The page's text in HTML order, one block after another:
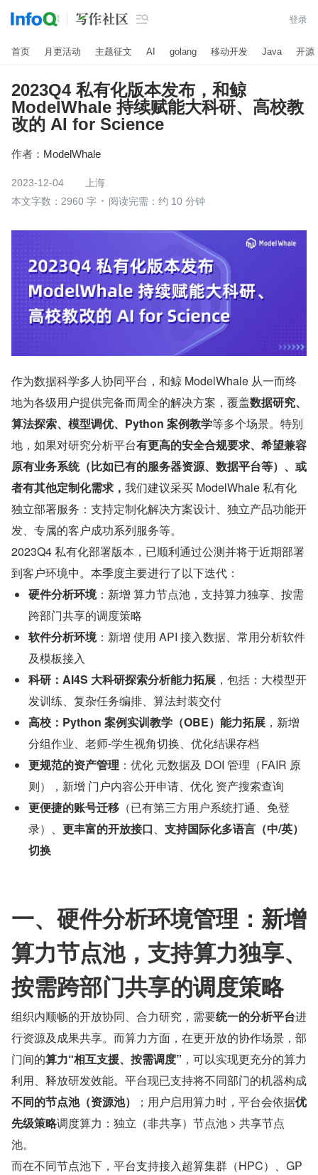
 登录
首页 月更活动 主题征文 AI golang 移动开发 Java 开源
2023Q4 私有化版本发布，和鲸
ModelWhale 持续赋能大科研、高校教
改的 AI for Science
作者： ModelWhale
2023-12-04
上海
本文字数：2960 字
阅读完需：约 10 分钟
作为数据科学多人协同平台，和鲸 ModelWhale 从一而终
地为各级用户提供完备而周全的解决方案，覆盖数据研究、
算法探索、模型调优、Python 案例教学等多个场景。特别
地，如果对研究分析平台有更高的安全合规要求、希望兼容
原有业务系统（比如已有的服务器资源、数据平台等）、或
者有其他定制化需求， 我们建议采买 ModelWhale 私有化
独立部署服务：支持定制化解决方案设计、独立产品功能开
发、专属的客户成功系列服务等。
2023Q4 私有化部署版本，已顺利通过公测并将于近期部署
到客户环境中。本季度主要进行了以下迭代：
硬件分析环境：新增 算力节点池，支持算力独享、按需
跨部门共享的调度策略
软件分析环境：新增 使用 API 接入数据、常用分析软件
及模板接入
科研：AI4S 大科研探索分析能力拓展 ，包括：大模型开
发训练、复杂任务编排、算法封装交付
高校：Python 案例实训教学（OBE）能力拓展 ，新增
分组作业、老师-学生视角切换、优化结课存档
更规范的资产管理 ：优化 元数据及 DOI 管理（FAIR 原
则），新增 门户内容公开申请、优化 资产搜索查询
更便捷的账号迁移 （已有第三方用户系统打通、免登
录）、 更丰富的开放接口、 支持国际化多语言（中/英）
切换
一、硬件分析环境管理：新增
算力节点池，支持算力独享、
按需跨部门共享的调度策略
组织内顺畅的开放协同、合力研究，需要统一的分析平台进
行资源及成果共享。而算力方面，在更开放的协作场景，部
门间的算力“相互支援、按需调度” ，可以实现更充分的算力
利用、释放研发效能。平台现已支持将不同部门的机器构成
不同的节点池（资源池）
；用户启用算力时，平台会依据优
先级策略调度算力：独立（非共享）节点池 > 共享节点
池。
而在不同节点池下，平台支持接入超算集群（HPC）、GP